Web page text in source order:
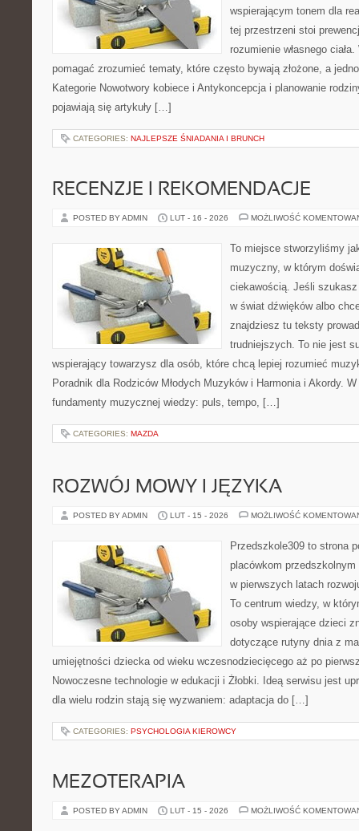
wspierającym tonem dla
tej przestrzeni stoi
rozumienie własnego
pomagać zrozumieć tematy, które często bywają złożone, a
Kategorie Nowotwory kobiece i Antykoncepcja i planowanie
pojawiają się artykuły […]
CATEGORIES: NAJLEPSZE ŚNIADANIA I BRUNCH
RECENZJE I REKOMENDACJE
POSTED BY ADMIN LUT - 16 - 2026 MOŻLIWOŚĆ
To miejsce stworzyliśmy
muzyczny, w którym
ciekawością. Jeśli
w świat dźwięków albo
znajdziesz tu teksty
trudniejszych. To nie jest
wspierający towarzysz dla osób, które chcą lepiej rozumieć
Poradnik dla Rodziców Młodych Muzyków i Harmonia i Akordy.
fundamenty muzycznej wiedzy: puls, tempo, […]
CATEGORIES: MAZDA
ROZWÓJ MOWY I JĘZYKA
POSTED BY ADMIN LUT - 15 - 2026 MOŻLIWOŚĆ
Przedszkole309 to strona
placówkom
w pierwszych latach
To centrum wiedzy, w
osoby wspierające dzieci
dotyczące rutyny dnia z
umiejętności dziecka od wieku wczesnodziecięcego aż po
Nowoczesne technologie w edukacji i Żłobki. Ideą serwisu jest
dla wielu rodzin stają się wyzwaniem: adaptacja do […]
CATEGORIES: PSYCHOLOGIA KIEROWCY
MEZOTERAPIA
POSTED BY ADMIN LUT - 15 - 2026 MOŻLIWOŚĆ